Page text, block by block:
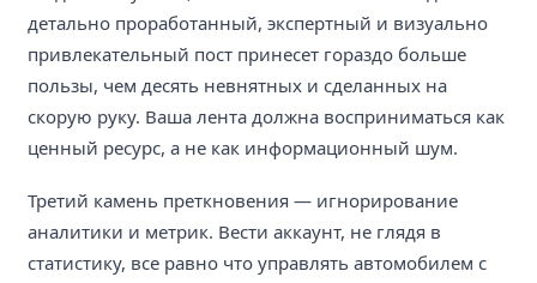
детально проработанный, экспертный и визуально
привлекательный пост принесет гораздо больше
пользы, чем десять невнятных и сделанных на
скорую руку. Ваша лента должна восприниматься как
ценный ресурс, а не как информационный шум.
Третий камень преткновения — игнорирование
аналитики и метрик. Вести аккаунт, не глядя в
статистику, все равно что управлять автомобилем с